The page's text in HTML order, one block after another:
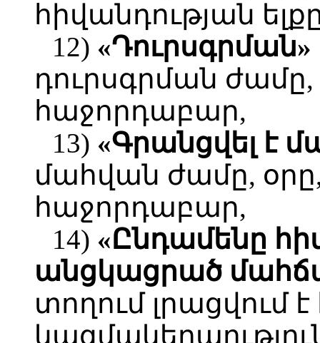
հիվանդության
12) «Դուրսգրման»
դուրսգրման
հաջորդաբար,
13) «Գրանցվել է
մահվան ժամը,
հաջորդաբար,
14) «Ընդամենը
անցկացրած
տողում լրացվում